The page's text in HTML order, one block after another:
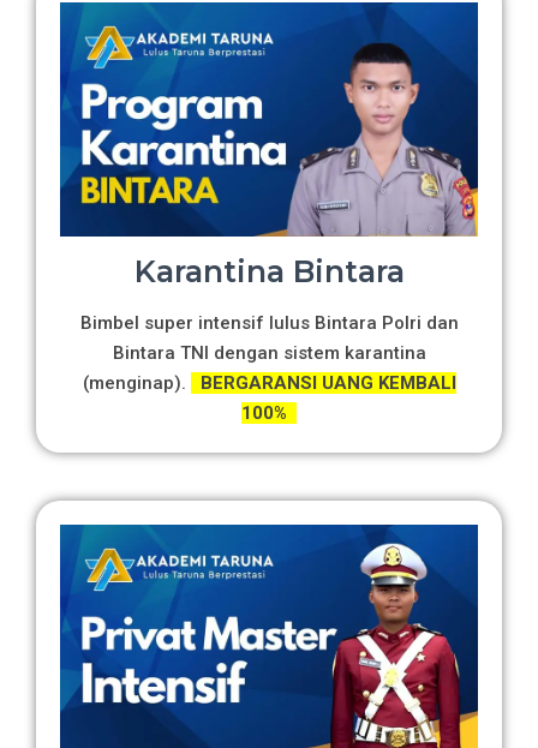
Karantina Bintara
Bimbel super intensif lulus Bintara Polri dan
Bintara TNI dengan sistem karantina
(menginap).
BERGARANSI UANG KEMBALI
100%